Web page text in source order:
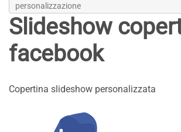
personalizzazione
Slideshow
facebook
Copertina slideshow personalizzata